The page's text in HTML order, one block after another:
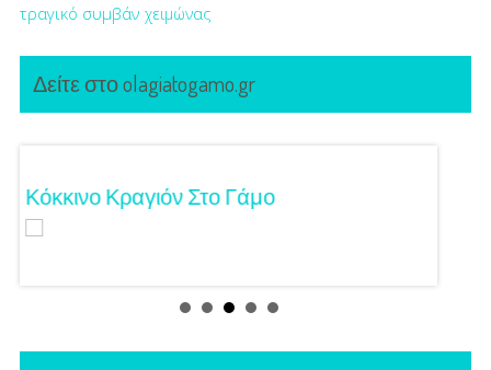
τραγικό συμβάν χειμώνας
Δείτε στο olagiatogamo.gr
Κόκκινο Κραγιόν Στο Γάμο